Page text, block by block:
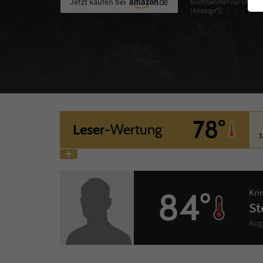
(Anzeige*)
Leser-Wertung 78°
84°